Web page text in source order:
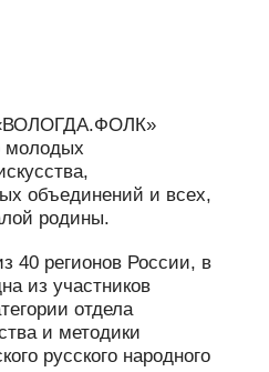
молодых
объединений и всех,
родины.
40 регионов России, в
из участников
отдела
и методики
русского народного